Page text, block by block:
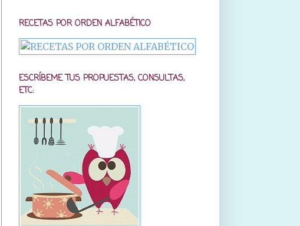
RECETAS POR ORDEN ALFABÉTICO
ESCRÍBEME TUS PROPUESTAS, CONSULTAS,
ETC: